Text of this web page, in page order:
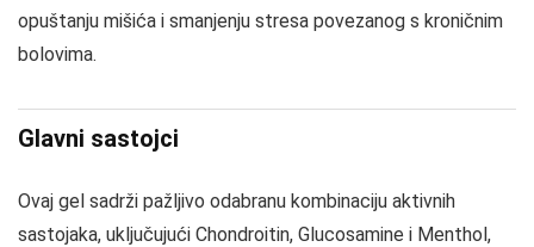
opuštanju mišića i smanjenju stresa povezanog s kroničnim
bolovima.
Glavni sastojci
Ovaj gel sadrži pažljivo odabranu kombinaciju aktivnih
sastojaka, uključujući Chondroitin, Glucosamine i Menthol,